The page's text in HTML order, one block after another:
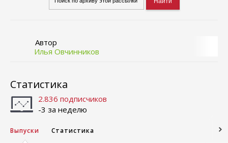
Автор
Илья Овчинников
Статистика
2.836 подписчиков
-3 за неделю
Выпуски Статистика